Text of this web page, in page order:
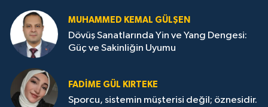
MUHAMMED KEMAL GÜLŞEN
Dövüş Sanatlarında Yin ve Yang Dengesi:
Güç ve Sakinliğin Uyumu
FADIME GÜL KIRTEKE
Sporcu, sistemin müşterisi değil; öznesidir.